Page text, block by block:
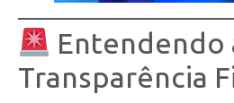
Entendendo
Transparência